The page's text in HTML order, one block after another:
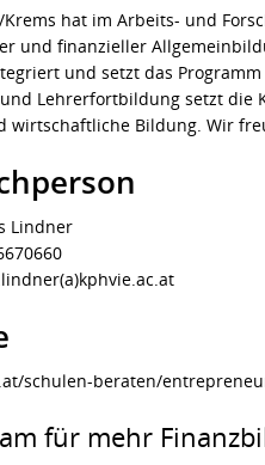
Krems hat im Arbeits- und
und finanzieller
und setzt das Programm
Lehrerfortbildung setzt die
wirtschaftliche Bildung. Wir
Lindner
schulen-beraten/
für mehr